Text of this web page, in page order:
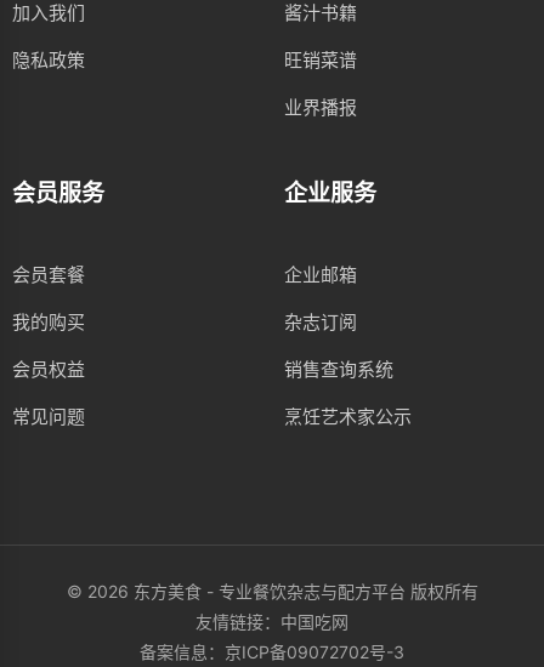
加入我们
隐私政策
酱汁书籍
旺销菜谱
业界播报
会员服务
会员套餐
我的购买
会员权益
常见问题
企业服务
企业邮箱
杂志订阅
销售查询系统
烹饪艺术家公示
© 2026 东方美食 - 专业餐饮杂志与配方平台 版权所有
友情链接： 中国吃网
备案信息： 京ICP备09072702号-3